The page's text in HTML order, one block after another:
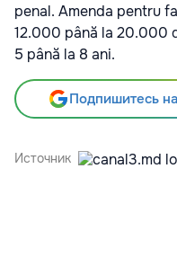
penal. Amenda pentru
12.000 până la 20.000
5 până la 8 ani.
Подпишитесь
Источник